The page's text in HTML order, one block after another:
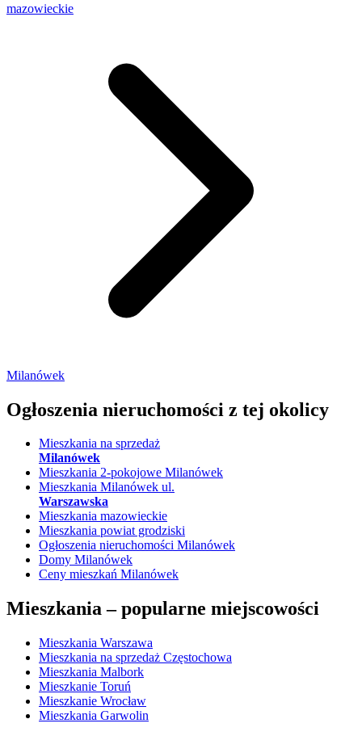
mazowieckie
Milanówek
Ogłoszenia nieruchomości z tej okolicy
Mieszkania na sprzedaż
Milanówek
Mieszkania 2-pokojowe Milanówek
Mieszkania Milanówek ul.
Warszawska
Mieszkania mazowieckie
Mieszkania powiat grodziski
Ogłoszenia nieruchomości Milanówek
Domy Milanówek
Ceny mieszkań Milanówek
Mieszkania –popularne miejscowości
Mieszkania Warszawa
Mieszkania na sprzedaż Częstochowa
Mieszkania Malbork
Mieszkanie Toruń
Mieszkanie Wrocław
Mieszkania Garwolin